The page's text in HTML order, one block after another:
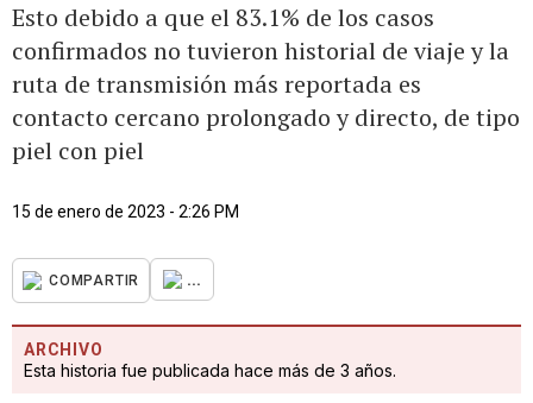
Esto debido a que el 83.1% de los casos
confirmados no tuvieron historial de viaje y la
ruta de transmisión más reportada es
contacto cercano prolongado y directo, de tipo
piel con piel
15 de enero de 2023 - 2:26 PM
COMPARTIR ...
ARCHIVO
Esta historia fue publicada hace más de 3 años.